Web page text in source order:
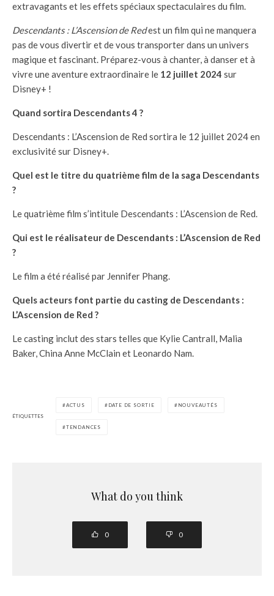
extravagants et les effets spéciaux spectaculaires du film.
Descendants : L’Ascension de Redest un film qui ne manquera
pas de vous divertir et de vous transporter dans un univers
magique et fascinant. Préparez-vous à chanter, à danser et à
vivre une aventure extraordinaire le 12 juillet 2024 sur
Disney+ !
Quand sortira Descendants 4 ?
Descendants : L’Ascension de Red sortira le 12 juillet 2024 en
exclusivité sur Disney+.
Quel est le titre du quatrième film de la saga Descendants
?
Le quatrième film s’intitule Descendants : L’Ascension de Red.
Qui est le réalisateur de Descendants : L’Ascension de Red
?
Le film a été réalisé par Jennifer Phang.
Quels acteurs font partie du casting de Descendants :
L’Ascension de Red ?
Le casting inclut des stars telles que Kylie Cantrall, Malia
Baker, China Anne McClain et Leonardo Nam.
ÉTIQUETTES
ACTUS DATE DE SORTIE NOUVEAUTÉS
TENDANCES
What do you think
0 0